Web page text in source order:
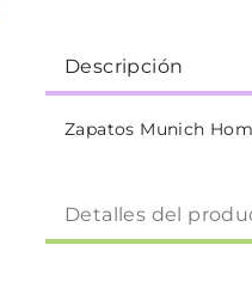
Descripción
Zapatos Munich
Detalles del